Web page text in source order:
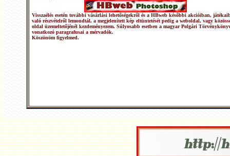
Visszaélés esetén további vásárlási lehetőségekről és a HBweb későbbi akcióiban,
való részvételről lemondtál, a megjelenített kép eltüntetését pedig a weboldal, vagy
oldal üzemeltetőjénél kezdeményezem. Súlyosabb esetben a magyar Polgári
vonatkozó paragrafusai a mérvadók.
Köszönöm figyelmed.